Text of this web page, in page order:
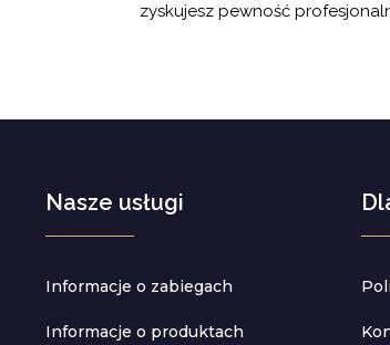
zyskujesz pewność
Nasze usługi
Informacje o zabiegach
Informacje o produktach